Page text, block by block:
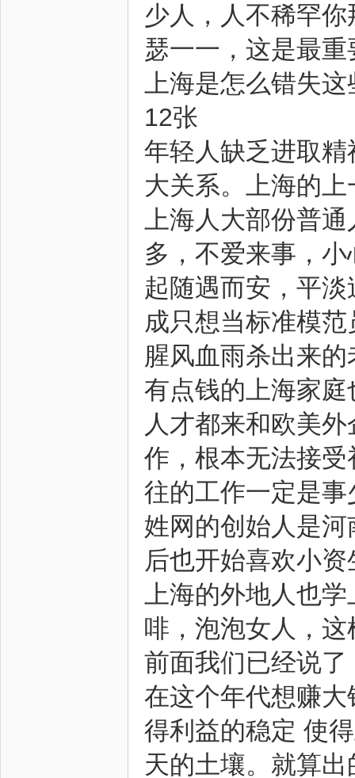
少人，人不稀罕
瑟一一，这是最重
上海是怎么错失
12张
年轻人缺乏进取
大关系。上海的
上海人大部份普
多，不爱来事，
起随遇而安，平
成只想当标准模
腥风血雨杀出来的
有点钱的上海家
人才都来和欧美
作，根本无法接
往的工作一定是
姓网的创始人是
后也开始喜欢小
上海的外地人也
啡，泡泡女人，
前面我们已经说
在这个年代想赚
得利益的稳定 使
天的土壤。就算